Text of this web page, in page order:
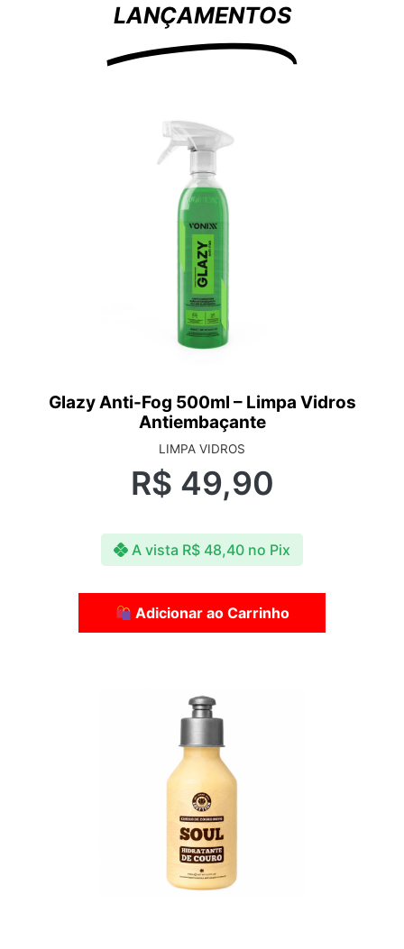
LANÇAMENTOS
Glazy Anti-Fog 500ml – Limpa Vidros
Antiembaçante
LIMPA VIDROS
R$ 49,90
A vista R$ 48,40 no Pix
Adicionar ao Carrinho